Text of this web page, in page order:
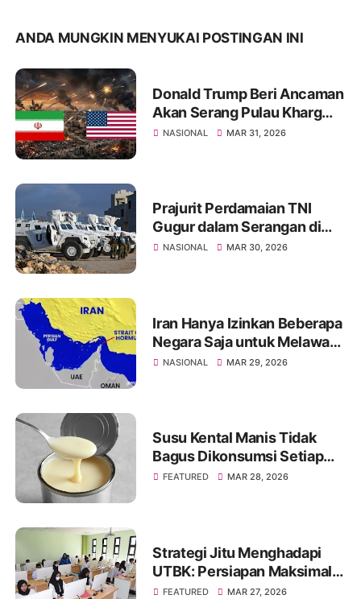
ANDA MUNGKIN MENYUKAI POSTINGAN INI
Donald Trump Beri Ancaman
Akan Serang Pulau Kharg
Bila Kesepakatan Damai
NASIONAL MAR 31, 2026
Prajurit Perdamaian TNI
Gugur dalam Serangan di
Libanon, Israel Diduga yang
NASIONAL MAR 30, 2026
Iran Hanya Izinkan Beberapa
Negara Saja untuk Melawati
Selat Hormuz, Ini Daftarnya
NASIONAL MAR 29, 2026
Susu Kental Manis Tidak
Bagus Dikonsumsi Setiap
Hari? Simak Penjelasannya
FEATURED MAR 28, 2026
Strategi Jitu Menghadapi
UTBK: Persiapan Maksimal
untuk Hasil Optimal
FEATURED MAR 27, 2026